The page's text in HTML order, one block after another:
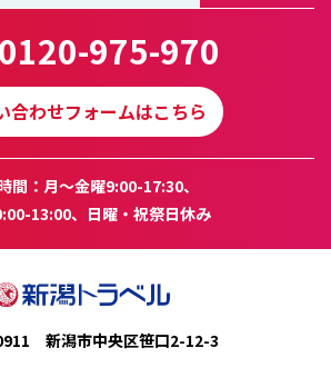
0120-975-970
合わせフォームはこちら
間：月～金曜9:00-17:30、
13:00、日曜・祝祭日休み
新潟市中央区笹口2-12-3